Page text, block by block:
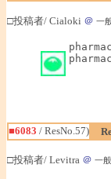
□投稿者/ Cialoki ＠ 一
■6083 / ResNo.57)
□投稿者/ Levitra ＠ 一